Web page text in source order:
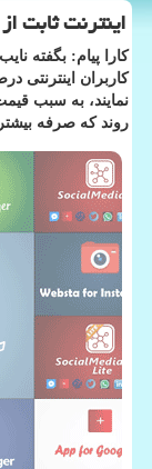
اینترنت ثابت
كارا پیام: بگفته
كاربران اینترنتی
نمایند، به سبب
روند كه صرفه